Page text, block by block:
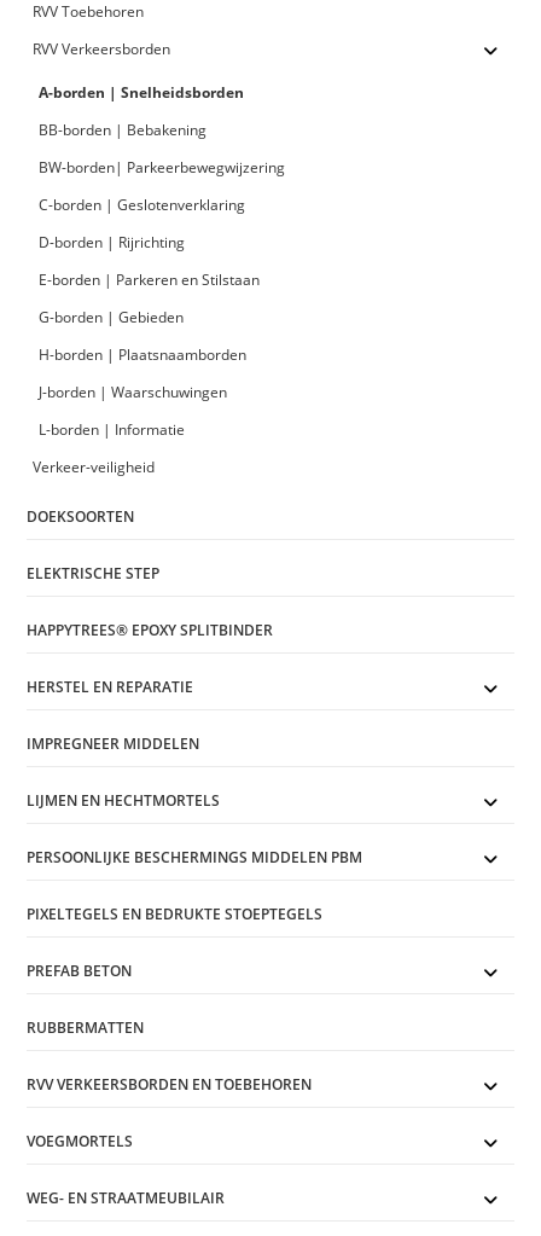
RVV Toebehoren
RVV Verkeersborden
A-borden | Snelheidsborden
BB-borden | Bebakening
BW-borden| Parkeerbewegwijzering
C-borden | Geslotenverklaring
D-borden | Rijrichting
E-borden | Parkeren en Stilstaan
G-borden | Gebieden
H-borden | Plaatsnaamborden
J-borden | Waarschuwingen
L-borden | Informatie
Verkeer-veiligheid
DOEKSOORTEN
ELEKTRISCHE STEP
HAPPYTREES® EPOXY SPLITBINDER
HERSTEL EN REPARATIE
IMPREGNEER MIDDELEN
LIJMEN EN HECHTMORTELS
PERSOONLIJKE BESCHERMINGS MIDDELEN PBM
PIXELTEGELS EN BEDRUKTE STOEPTEGELS
PREFAB BETON
RUBBERMATTEN
RVV VERKEERSBORDEN EN TOEBEHOREN
VOEGMORTELS
WEG- EN STRAATMEUBILAIR